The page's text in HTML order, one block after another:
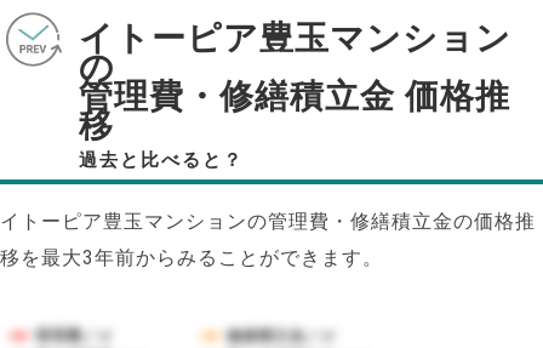
イトーピア豊玉マンション
の
管理費・修繕積立金 価格推
移
過去と比べると？
イトーピア豊玉マンションの管理費・修繕積立金の価格推
移を最大3年前からみることができます。
管理費／㎡
修繕積立金／㎡